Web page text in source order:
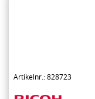
Artikelnr.: 828723